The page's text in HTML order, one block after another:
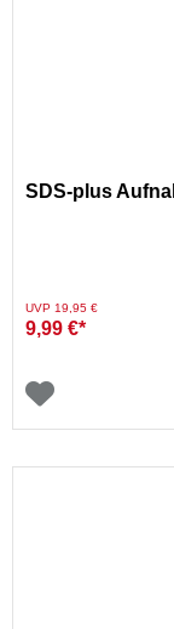
SDS-plus
Preis reduziert von
UVP 19,95 €auf
9,99 €*